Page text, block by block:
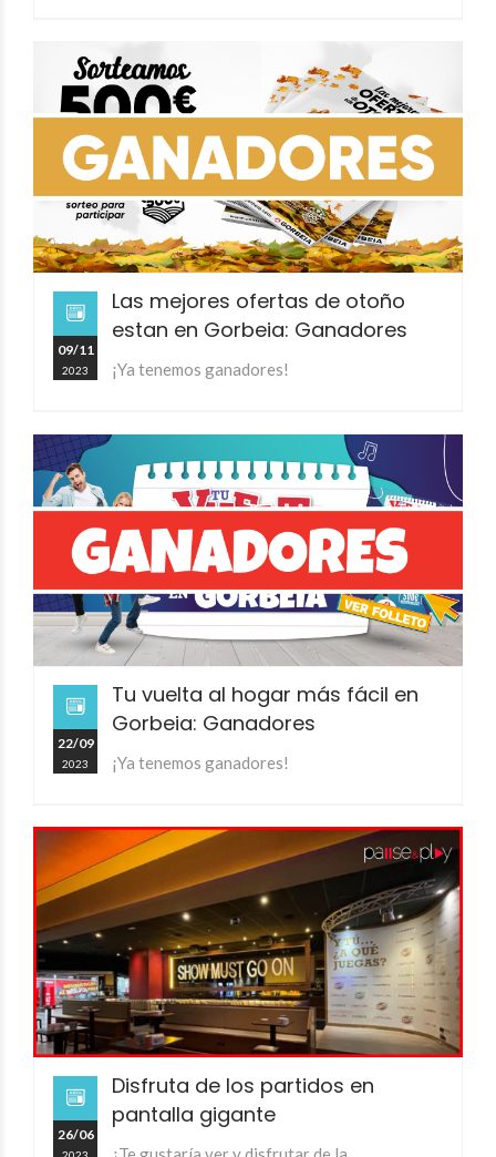
Las mejores ofertas de otoño
estan en Gorbeia: Ganadores
¡Ya tenemos ganadores!
09/11
2023
Tu vuelta al hogar más fácil en
Gorbeia: Ganadores
¡Ya tenemos ganadores!
22/09
2023
Disfruta de los partidos en
pantalla gigante
26/06